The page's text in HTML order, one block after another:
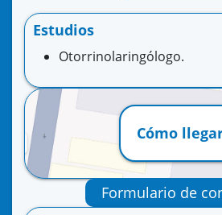
Estudios
Otorrinolaringólogo.
Cómo
Formulario de